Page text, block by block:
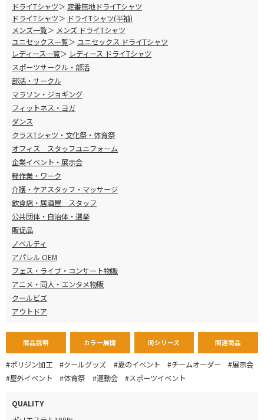
ドライTシャツ
定番無地ドライTシャツ
ドライTシャツ
ドライTシャツ(半袖)
メンズ一覧
メンズ ドライTシャツ
ユニセックス一覧
ユニセックス ドライTシャツ
レディース一覧
レディース ドライTシャツ
スポーツサークル・部活
部活・サークル
マラソン・ジョギング
フィットネス・ヨガ
ダンス
クラスTシャツ・文化祭・体育祭
オフィス スタッフユニフォーム
企業イベント・展示会
軽作業・ワーク
介護・ケアスタッフ・マッサージ
飲食店・居酒屋 スタッフ
公共団体・自治体・選挙
販促品
ノベルティ
アパレル OEM
フェス・ライブ・コンサート物販
アニメ・同人・エンタメ物販
クールビズ
アウトドア
商品説明 カラー展開 同シリーズ 関連商品
#ポリジン加工 #クールグッズ #夏のイベント #チームオーダー
#展示会
#屋外イベント
#体育祭 #運動会 #スポーツイベント
QUALITY